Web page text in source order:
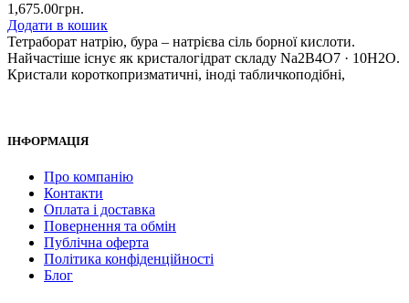
1,675.00грн.
Додати в кошик
Тетраборат натрію, бура – натрієва сіль борної кислоти.
Найчастіше існує як кристалогідрат складу Na2B4O7 · 10H2O.
Кристали короткопризматичні, іноді табличкоподібні,
ІНФОРМАЦІЯ
Про компанію
Контакти
Оплата і доставка
Повернення та обмін
Публічна оферта
Політика конфіденційності
Блог